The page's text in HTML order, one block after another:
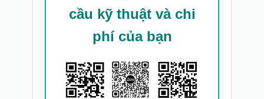
cầu kỹ thuật và chi
phí của bạn